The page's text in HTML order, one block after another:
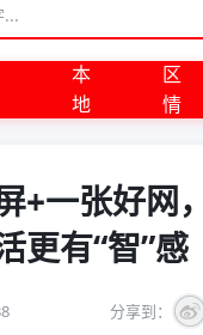
本
地
区
情
+一张好网
更有“智”感
分享到：